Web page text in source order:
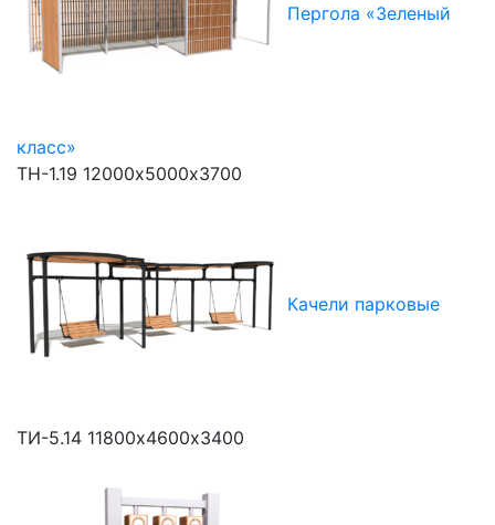
Пергола «Зеленый
класс»
ТН-1.19 12000х5000х3700
Качели парковые
ТИ-5.14 11800х4600х3400